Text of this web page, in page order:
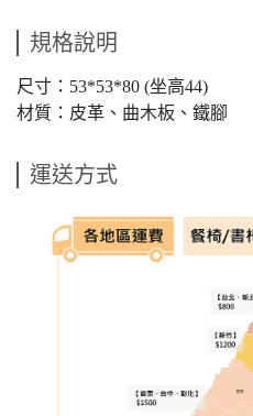
規格說明
尺寸：53*53*80 (坐高44)
材質：皮革、曲木板、鐵腳
運送方式